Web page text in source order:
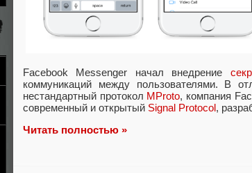
Facebook Messenger начал внедрение
коммуникаций между пользователями. В
нестандартный протокол MProto, компания
современный и открытый Signal Protocol,
Читать полностью »